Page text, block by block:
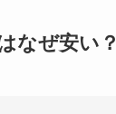
なぜ安い？